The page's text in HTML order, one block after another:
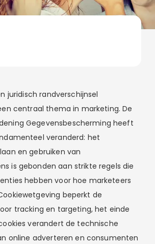
juridisch randverschijnsel
centraal thema in marketing. De
Gegevensbescherming heeft
veranderd: het
en gebruiken van
is gebonden aan strikte regels die
hebben voor hoe marketeers
beperkt de
tracking en targeting, het einde
verandert de technische
online adverteren en consumenten